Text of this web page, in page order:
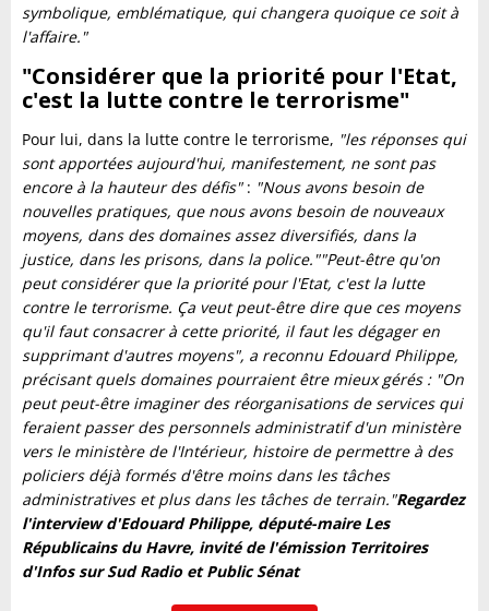
symbolique, emblématique, qui changera quoique ce soit à
l'affaire."
"Considérer que la priorité pour l'Etat,
c'est la lutte contre le terrorisme"
Pour lui, dans la lutte contre le terrorisme, "les réponses qui
sont apportées aujourd'hui, manifestement, ne sont pas
encore à la hauteur des défis": "Nous avons besoin de
nouvelles pratiques, que nous avons besoin de nouveaux
moyens, dans des domaines assez diversifiés, dans la
justice, dans les prisons, dans la police.""Peut-être qu'on
peut considérer que la priorité pour l'Etat, c'est la lutte
contre le terrorisme. Ça veut peut-être dire que ces moyens
qu'il faut consacrer à cette priorité, il faut les dégager en
supprimant d'autres moyens", a reconnu Edouard Philippe,
précisant quels domaines pourraient être mieux gérés : "On
peut peut-être imaginer des réorganisations de services qui
feraient passer des personnels administratif d'un ministère
vers le ministère de l'Intérieur, histoire de permettre à des
policiers déjà formés d'être moins dans les tâches
administratives et plus dans les tâches de terrain."Regardez
l'interview d'Edouard Philippe, député-maire Les
Républicains du Havre, invité de l'émission Territoires
d'Infos sur Sud Radio et Public Sénat